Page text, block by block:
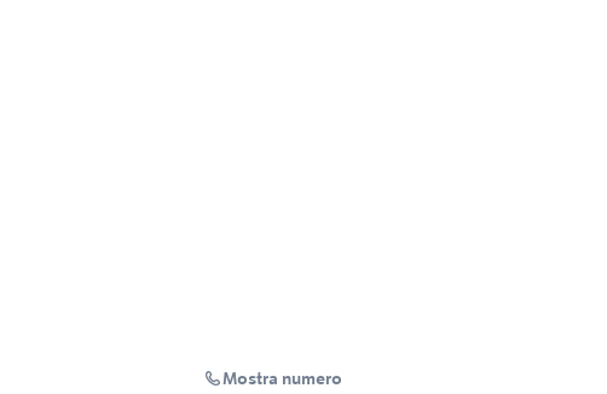
Mostra numero